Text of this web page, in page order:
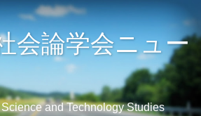
会論学会ニュー
and Technology Studies